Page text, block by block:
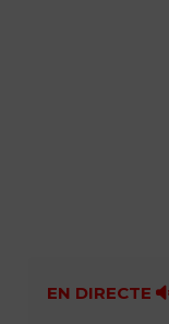
Fes-
EN DIRECTE